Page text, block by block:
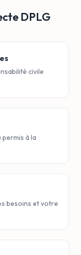
DPLG
civile
à la
besoins et votre